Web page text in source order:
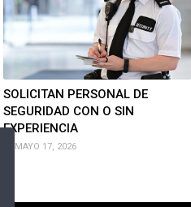
SOLICITAN PERSONAL DE
SEGURIDAD CON O SIN
EXPERIENCIA
MAYO 17, 2026